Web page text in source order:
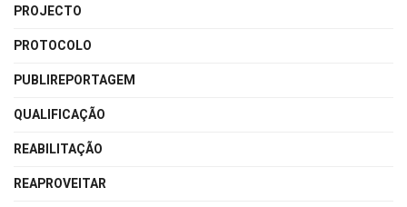
PROJECTO
PROTOCOLO
PUBLIREPORTAGEM
QUALIFICAÇÃO
REABILITAÇÃO
REAPROVEITAR